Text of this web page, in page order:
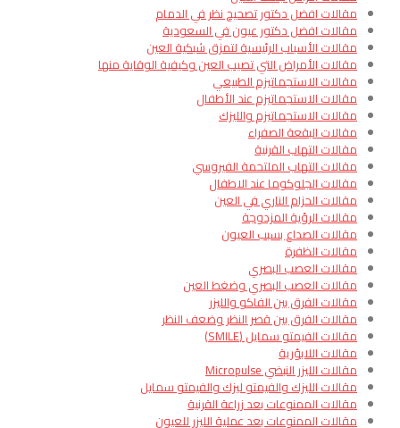
مقالات افضل دكتور تصحيح نظر في الدمام
مقالات افضل دكتور عيون في السعودية
مقالات الأسباب الرئيسية لتمزق شبكية العين
مقالات الأمراض التي تصيب العين وكيفية الوقاية منها
مقالات الاستجماتيزم الطبيعي
مقالات الاستجماتيزم عند الأطفال
مقالات الاستجماتيزم والليزك
مقالات البقعة الصفراء
مقالات التهاب القرنية
مقالات التهاب الملتحمة الفيروسي
مقالات الجلوكوما عند الاطفال
مقالات الحزام الناري في العين
مقالات الرؤية المزدوجة
مقالات الصداع بسبب العيون
مقالات الظفرة
مقالات العصب البصري
مقالات العصب البصري وضغط العين
مقالات الفرق بين الفاكو والليزر
مقالات الفرق بين قصر النظر وضعف النظر
مقالات الفيمتو سمايل (SMILE)
مقالات اللابؤرية
مقالات الليزر النبضي Micropulse
مقالات الليزك والفيمتو ليزك والفيمتو سمايل
مقالات الممنوعات بعد زراعة القرنية
مقالات الممنوعات بعد عملية الليزر للعيون